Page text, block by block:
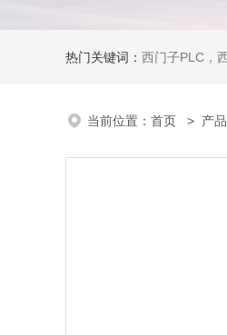
热门关键词： 西门子PLC，西门子
当前位置： 首页 > 产